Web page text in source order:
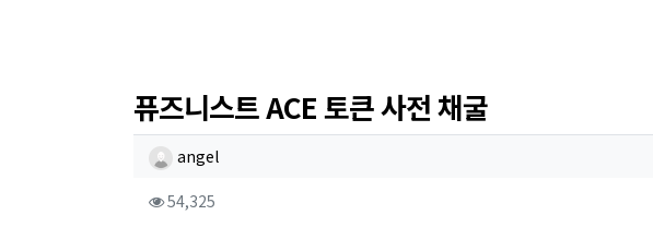
퓨즈니스트 ACE 토큰 사전 채굴
작성자 정보
angel작성
컨텐츠 정보
54,325